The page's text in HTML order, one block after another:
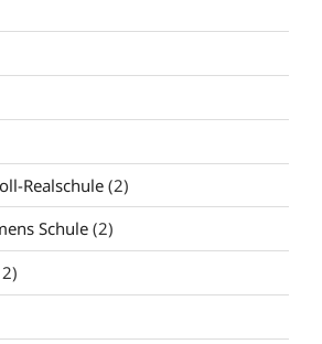
Realschule (2)
Schule (2)